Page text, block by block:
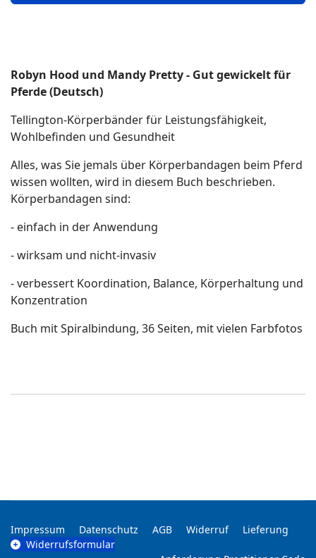
Robyn Hood und Mandy Pretty - Gut gewickelt für
Pferde (Deutsch)
Tellington-Körperbänder für Leistungsfähigkeit,
Wohlbefinden und Gesundheit
Alles, was Sie jemals über Körperbandagen beim Pferd
wissen wollten, wird in diesem Buch beschrieben.
Körperbandagen sind:
- einfach in der Anwendung
- wirksam und nicht-invasiv
- verbessert Koordination, Balance, Körperhaltung und
Konzentration
Buch mit Spiralbindung, 36 Seiten, mit vielen Farbfotos
Impressum Datenschutz AGB Widerruf
Lieferung
Widerrufsformular